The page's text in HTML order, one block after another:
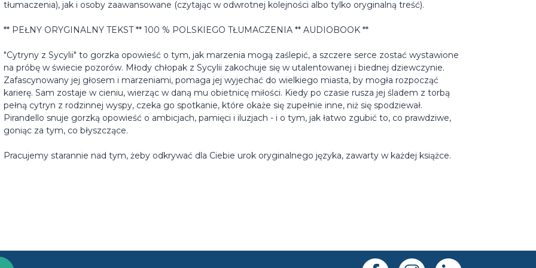
tłumaczenia), jak i osoby zaawansowane (czytając w odwrotnej kolejności albo tylko oryginalną treść).
** PEŁNY ORYGINALNY TEKST ** 100 % POLSKIEGO TŁUMACZENIA ** AUDIOBOOK **
"Cytryny z Sycylii" to gorzka opowieść o tym, jak marzenia mogą zaślepić, a szczere serce zostać wystawione
na próbę w świecie pozorów. Młody chłopak z Sycylii zakochuje się w utalentowanej i biednej dziewczynie.
Zafascynowany jej głosem i marzeniami, pomaga jej wyjechać do wielkiego miasta, by mogła rozpocząć
karierę. Sam zostaje w cieniu, wierząc w daną mu obietnicę miłości. Kiedy po czasie rusza jej śladem z torbą
pełną cytryn z rodzinnej wyspy, czeka go spotkanie, które okaże się zupełnie inne, niż się spodziewał.
Pirandello snuje gorzką opowieść o ambicjach, pamięci i iluzjach - i o tym, jak łatwo zgubić to, co prawdziwe,
goniąc za tym, co błyszczące.
Pracujemy starannie nad tym, żeby odkrywać dla Ciebie urok oryginalnego języka, zawarty w każdej książce.